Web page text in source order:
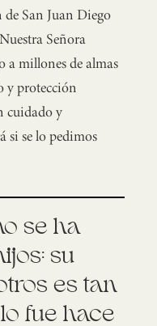
San Juan Diego
Señora
millones de almas
y protección
cuidado y
si se lo pedimos
se ha
su
es tan
fue hace